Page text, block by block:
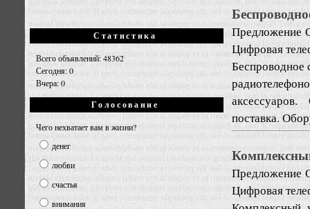
Статистика
Всего объявлений: 48362
Сегодня: 0
Вчера: 0
Голосование
Чего нехватает вам в жизни?
денег
любви
счастья
внимания
Предложение
Цифровая
Беспроводное
поставка.
Предложение
Цифровая